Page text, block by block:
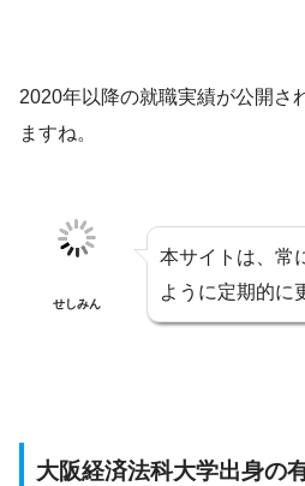
2020年以降の就職実績が公開さ
ますね。
せしみん
本サイトは、常
ように定期的に
大阪経済法科大学出身の